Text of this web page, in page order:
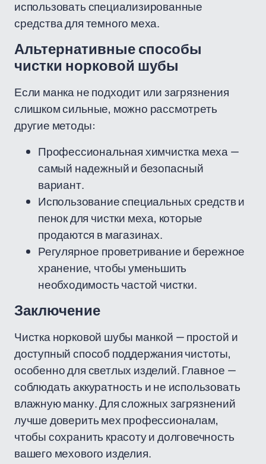
использовать специализированные
средства для темного меха.
Альтернативные способы
чистки норковой шубы
Если манка не подходит или загрязнения
слишком сильные, можно рассмотреть
другие методы:
Профессиональная химчистка меха —
самый надежный и безопасный
вариант.
Использование специальных средств и
пенок для чистки меха, которые
продаются в магазинах.
Регулярное проветривание и бережное
хранение, чтобы уменьшить
необходимость частой чистки.
Заключение
Чистка норковой шубы манкой — простой и
доступный способ поддержания чистоты,
особенно для светлых изделий. Главное —
соблюдать аккуратность и не использовать
влажную манку. Для сложных загрязнений
лучше доверить мех профессионалам,
чтобы сохранить красоту и долговечность
вашего мехового изделия.